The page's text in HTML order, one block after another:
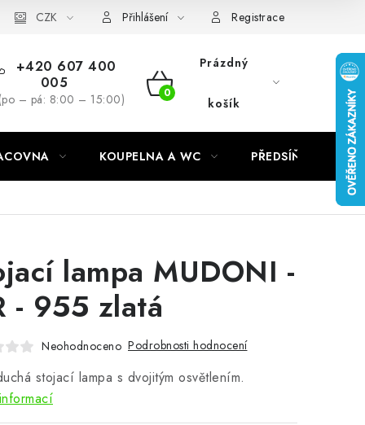
CZK Přihlášení Registrace
+420 607 400
005
(po – pá: 8:00 – 15:00)
NÁKUPNÍ
Prázdný
košík
KOUPELNA A WC PŘEDSÍŇ
lampa MUDONI -
- 955 zlatá
Neohodnoceno Podrobnosti hodnocení
stojací lampa s dvojitým osvětlením.